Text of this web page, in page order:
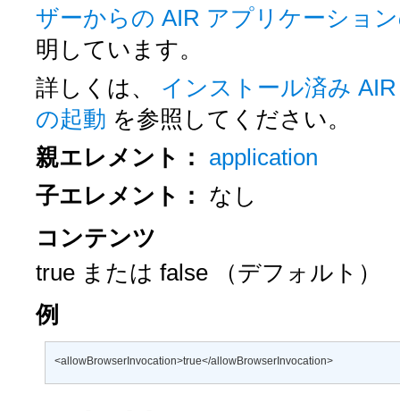
ザーからの AIR アプリケーショ
明しています。
詳しくは、 インストール済み
の起動 を参照してください。
親エレメント： application
子エレメント： なし
コンテンツ
true または false
（デフォルト）
例
<allowBrowserInvocation>true</allowBrowserInvocation>